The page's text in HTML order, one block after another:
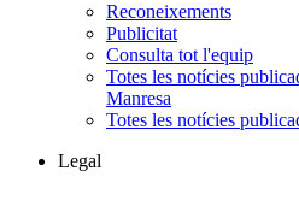
Reconeixements
Publicitat
Consulta tot l'equip
Totes les notícies
Manresa
Totes les notícies
Legal